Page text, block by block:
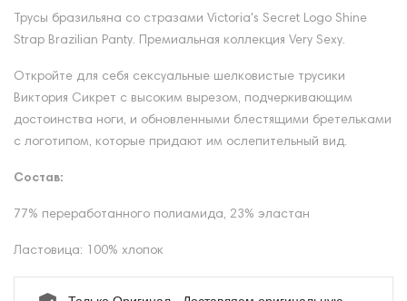
Трусы бразильяна со стразами Victoria's Secret Logo Shine
Strap Brazilian Panty. Премиальная коллекция Very Sexy.
Откройте для себя сексуальные шелковистые трусики
Виктория Сикрет с высоким вырезом, подчеркивающим
достоинства ноги, и обновленными блестящими бретельками
с логотипом, которые придают им ослепительный вид.
Состав:
77% переработанного полиамида, 23% эластан
Ластовица: 100% хлопок